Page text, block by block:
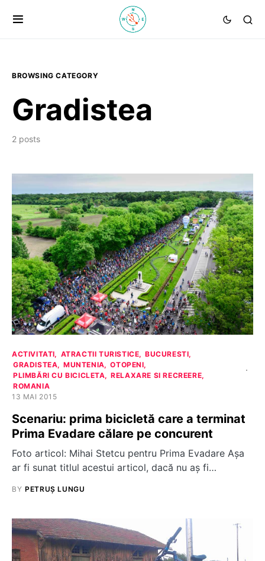
BROWSING CATEGORY
Gradistea
2 posts
ACTIVITATI ATRACTII TURISTICE
BUCURESTI
GRADISTEA
MUNTENIA
OTOPENI
PLIMBĂRI CU BICICLETA
RELAXARE SI RECREERE
ROMANIA
13 MAI 2015
Scenariu: prima bicicletă care a terminat
Prima Evadare călare pe concurent
Foto articol: Mihai Stetcu pentru Prima Evadare Așa
ar fi sunat titlul acestui articol, dacă nu aș fi…
BY PETRUȘ LUNGU